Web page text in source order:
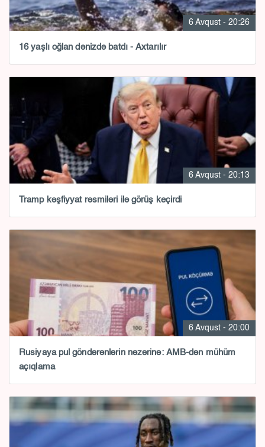
6 Avqust - 20:26
16 yaşlı oğlan dənizdə batdı - Axtarılır
6 Avqust - 20:13
Tramp kəşfiyyat rəsmiləri ilə görüş keçirdi
6 Avqust - 20:00
Rusiyaya pul göndərənlərin nəzərinə: AMB-dən mühüm
açıqlama